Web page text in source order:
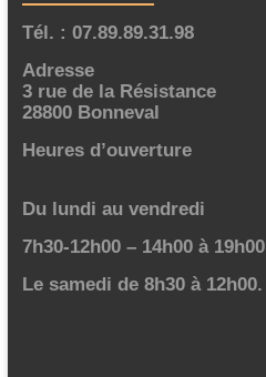
Tél. : 07.89.89.31.98
Adresse
3 rue de la Résistance
28800 Bonneval
Heures d’ouverture
Du lundi au vendredi
7h30-12h00 – 14h00 à 19h00
Le samedi de 8h30 à 12h00.